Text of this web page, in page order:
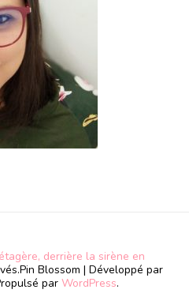
derrière la sirène en
Pin Blossom | Développé par
par WordPress.